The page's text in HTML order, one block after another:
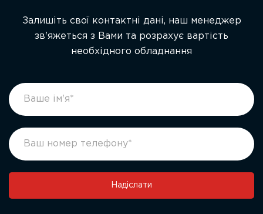
Залишіть свої контактні дані, наш менеджер
зв'яжеться з Вами та розрахує вартість
необхідного обладнання
footer
form
If
you
human,
leave
blank.
Надіслати